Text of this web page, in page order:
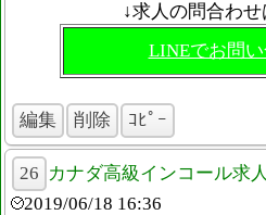
↓求人の問合わ
LINEでお問
編集 削除 ｺﾋﾟｰ
26 カナダ高級インコール求
2019/06/18 16:36